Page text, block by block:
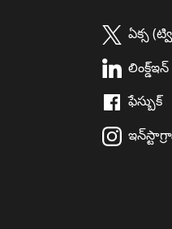
ఏక్స
లింక్డ్ఇన్
ఫేస్బుక్